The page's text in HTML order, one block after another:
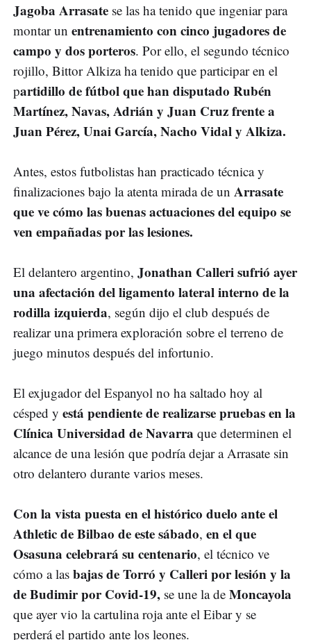
Jagoba Arrasate se las ha tenido que ingeniar para
montar un entrenamiento con cinco jugadores de
campo y dos porteros. Por ello, el segundo técnico
rojillo, Bittor Alkiza ha tenido que participar en el
partidillo de fútbol que han disputado Rubén
Martínez, Navas, Adrián y Juan Cruz frente a
Juan Pérez, Unai García, Nacho Vidal y Alkiza.
Antes, estos futbolistas han practicado técnica y
finalizaciones bajo la atenta mirada de un Arrasate
que ve cómo las buenas actuaciones del equipo se
ven empañadas por las lesiones.
El delantero argentino, Jonathan Callerisufrió ayer
una afectación del ligamento lateral interno de la
rodilla izquierda, según dijo el club después de
realizar una primera exploración sobre el terreno de
juego minutos después del infortunio.
El exjugador del Espanyol no ha saltado hoy al
césped y está pendiente de realizarse pruebas en la
Clínica Universidad de Navarra que determinen el
alcance de una lesión que podría dejar a Arrasate sin
otro delantero durante varios meses.
Con la vista puesta en el histórico duelo ante el
Athletic de Bilbao de este sábado, en el que
Osasuna celebrará su centenario, el técnico ve
cómo a las bajas de Torró y Calleri por lesión y la
de Budimir por Covid-19, se une la de Moncayola
que ayer vio la cartulina roja ante el Eibar y se
perderá el partido ante los leones.